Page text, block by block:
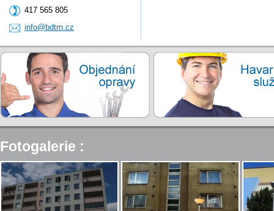
417 565 805
info@bdtrn.cz
Fotogalerie :